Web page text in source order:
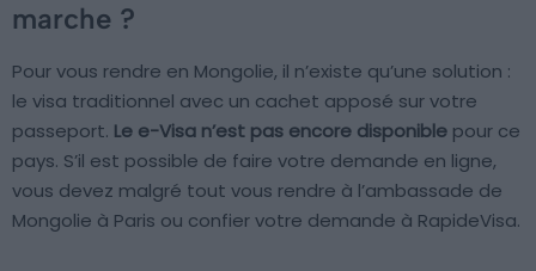
marche ?
Pour vous rendre en Mongolie, il n’existe qu’une solution :
le visa traditionnel avec un cachet apposé sur votre
passeport. Le e-Visa n’est pas encore disponible pour ce
pays. S’il est possible de faire votre demande en ligne,
vous devez malgré tout vous rendre à l’ambassade de
Mongolie à Paris ou confier votre demande à RapideVisa.